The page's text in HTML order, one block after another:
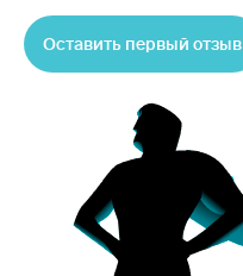
Оставить первый отзыв